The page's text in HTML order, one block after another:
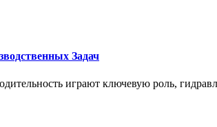
Задач
играют ключевую роль,